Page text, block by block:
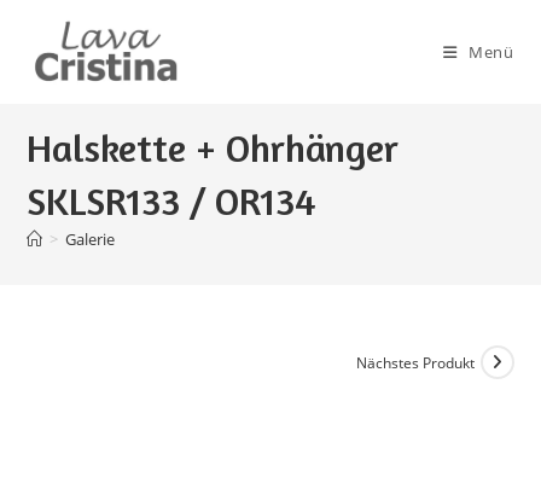
springen
Menü
Halskette + Ohrhänger
SKLSR133 / OR134
> Galerie
Nächstes Produkt